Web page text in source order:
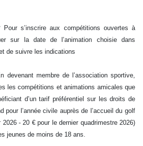
Pour s’inscrire aux compétitions ouvertes à
sur la date de l’animation choisie dans
de suivre les indications
devenant membre de l’association sportive,
les compétitions et animations amicales que
d’un tarif préférentiel sur les droits de
pour l’année civile auprès de l’accueil du golf
- 20 € pour le dernier quadrimestre 2026)
jeunes de moins de 18 ans.